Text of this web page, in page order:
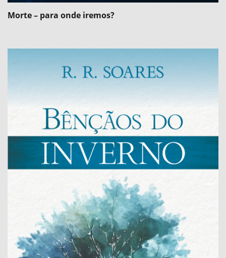
Morte – para onde iremos?